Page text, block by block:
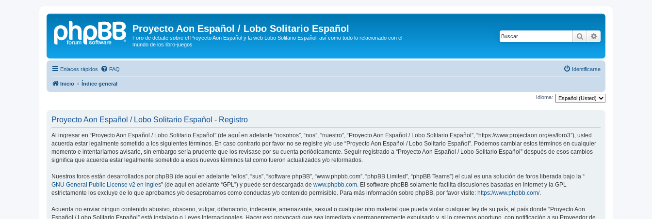
Proyecto Aon Español / Lobo Solitario Español
Foro de debate sobre el Proyecto Aon Español y la web Lobo Solitario Español, así como todo lo relacionado con el
mundo de los libro-juegos
Buscar
Enlaces rápidos FAQ Identificarse
Inicio Índice general
Idioma:
Proyecto Aon Español / Lobo Solitario Español - Registro
Al ingresar en “Proyecto Aon Español / Lobo Solitario Español” (de aquí en adelante “nosotros”, “nos”, “nuestro”, “Proyecto Aon Español / Lobo Solitario Español”, “https://www.projectaon.org/es/foro3”), usted
acuerda estar legalmente sometido a los siguientes términos. En caso contrario por favor no se registre y/o use “Proyecto Aon Español / Lobo Solitario Español”. Podemos cambiar estos términos en cualquier
momento e intentaríamos avisarle, sin embargo sería prudente que los revisase por su cuenta periódicamente. Seguir registrado a “Proyecto Aon Español / Lobo Solitario Español” después de esos cambios
significa que acuerda estar legalmente sometido a esos nuevos términos tal como fueron actualizados y/o reformados.
Nuestros foros están desarrollados por phpBB (de aquí en adelante “ellos”, “sus”, “software phpBB”, “www.phpbb.com”, “phpBB Limited”, “phpBB Teams”) el cual es una solución de foros liberada bajo la “
GNU General Public License v2 en Ingles” (de aquí en adelante “GPL”) y puede ser descargada de www.phpbb.com. El software phpBB solamente facilita discusiones basadas en Internet y la GPL
estrictamente los excluye de lo que aprobamos y/o desaprobamos como conductas y/o contenido permisible. Para más información sobre phpBB, por favor visite: https://www.phpbb.com/.
Acuerda no enviar ningun contenido abusivo, obsceno, vulgar, difamatorio, indecente, amenazante, sexual o cualquier otro material que pueda violar cualquier ley de su país, el país donde “Proyecto Aon
Español / Lobo Solitario Español” está instalado o Leyes Internacionales. Hacer eso provocará que sea inmediata y permanentemente expulsado y, si lo creemos oportuno, con notificación a su Proveedor de